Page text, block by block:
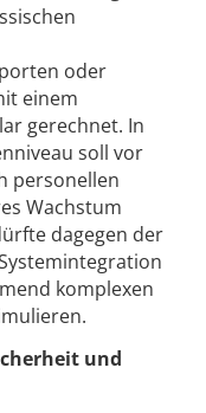
oder
einem
gerechnet. In
soll vor
personellen
Wachstum
dagegen der
komplexen
und